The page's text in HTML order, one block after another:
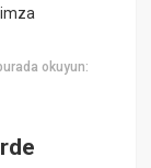
okuyun: